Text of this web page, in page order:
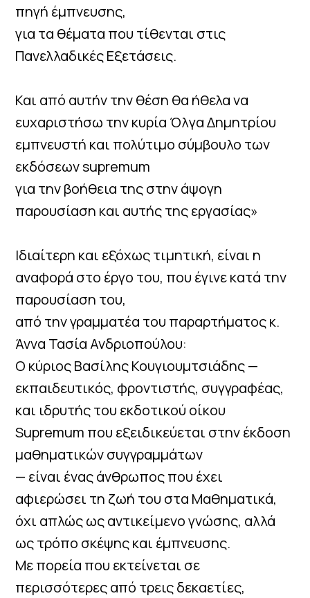
πηγή έμπνευσης,
για τα θέματα που τίθενται στις
Πανελλαδικές Εξετάσεις.
Και από αυτήν την θέση θα ήθελα να
ευχαριστήσω την κυρία Όλγα Δημητρίου
εμπνευστή και πολύτιμο σύμβουλο των
εκδόσεων supremum
για την βοήθεια της στην άψογη
παρουσίαση και αυτής της εργασίας»
Ιδιαίτερη και εξόχως τιμητική, είναι η
αναφορά στο έργο του, που έγινε κατά την
παρουσίαση του,
από την γραμματέα του παραρτήματος κ.
Άννα Τασία Ανδριοπούλου:
Ο κύριος Βασίλης Κουγιουμτσιάδης —
εκπαιδευτικός, φροντιστής, συγγραφέας,
και ιδρυτής του εκδοτικού οίκου
Supremum που εξειδικεύεται στην έκδοση
μαθηματικών συγγραμμάτων
— είναι ένας άνθρωπος που έχει
αφιερώσει τη ζωή του στα Μαθηματικά,
όχι απλώς ως αντικείμενο γνώσης, αλλά
ως τρόπο σκέψης και έμπνευσης.
Με πορεία που εκτείνεται σε
περισσότερες από τρεις δεκαετίες,